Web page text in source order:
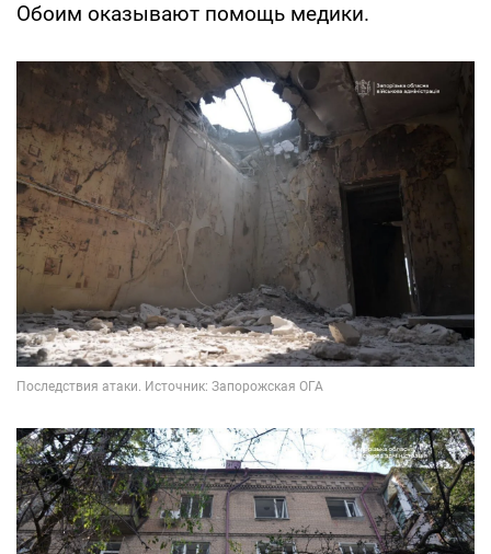
Обоим оказывают помощь медики.